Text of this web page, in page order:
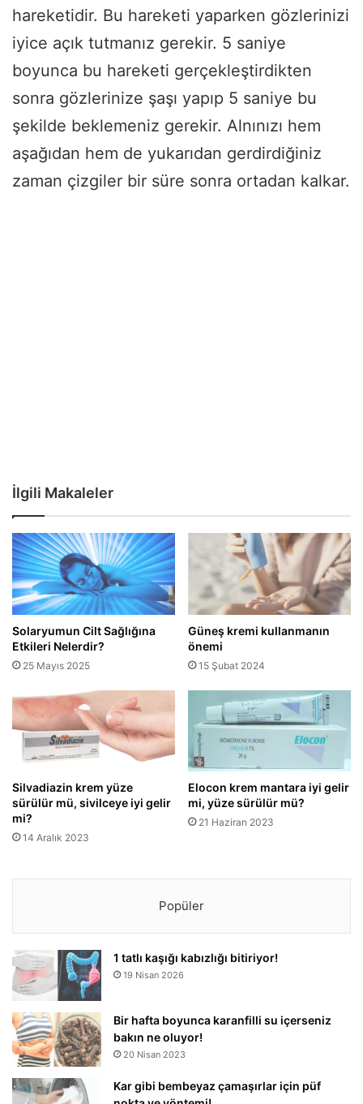
hareketidir. Bu hareketi yaparken gözlerinizi
iyice açık tutmanız gerekir. 5 saniye
boyunca bu hareketi gerçekleştirdikten
sonra gözlerinize şaşı yapıp 5 saniye bu
şekilde beklemeniz gerekir. Alnınızı hem
aşağıdan hem de yukarıdan gerdirdiğiniz
zaman çizgiler bir süre sonra ortadan kalkar.
İlgili Makaleler
Solaryumun Cilt Sağlığına
Etkileri Nelerdir?
25 Mayıs 2025
Güneş kremi kullanmanın
önemi
15 Şubat 2024
Silvadiazin krem yüze
sürülür mü, sivilceye iyi gelir
mi?
14 Aralık 2023
Elocon krem mantara iyi gelir
mi, yüze sürülür mü?
21 Haziran 2023
Popüler
1 tatlı kaşığı kabızlığı bitiriyor!
19 Nisan 2026
Bir hafta boyunca karanfilli su içerseniz
bakın ne oluyor!
20 Nisan 2023
Kar gibi bembeyaz çamaşırlar için püf